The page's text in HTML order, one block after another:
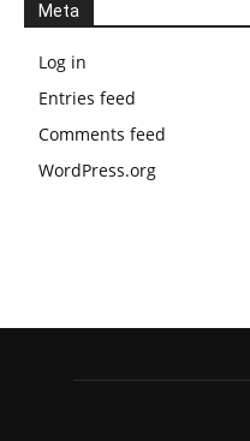
Meta
Log in
Entries feed
Comments feed
WordPress.org